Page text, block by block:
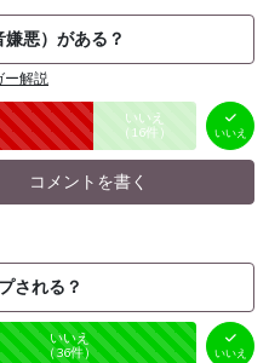
悪）がある？
ー解説
未投票いいえ
（ 16件） いいえ
コメントを書く
される？
いいえ
（36件） いいえ